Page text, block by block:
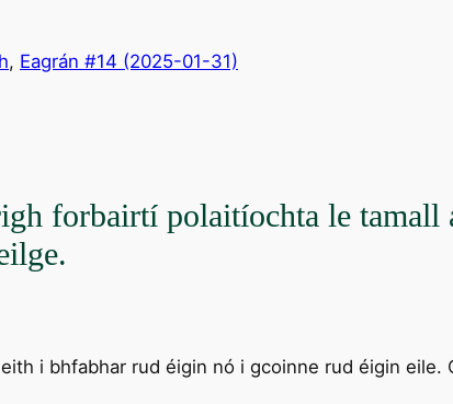
, Eagrán #14 (2025-01-31)
forbairtí polaitíochta le tamall
i bhfabhar rud éigin nó i gcoinne rud éigin eile.